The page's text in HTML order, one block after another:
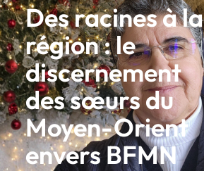
Des racines à la
région : le
discernement
des sœurs du
Moyen-Orient
envers BFMN